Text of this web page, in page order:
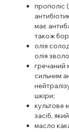
прополіс
має
також
олія
олія
гречаний
сильним
шкіри;
культове
засіб,
масло